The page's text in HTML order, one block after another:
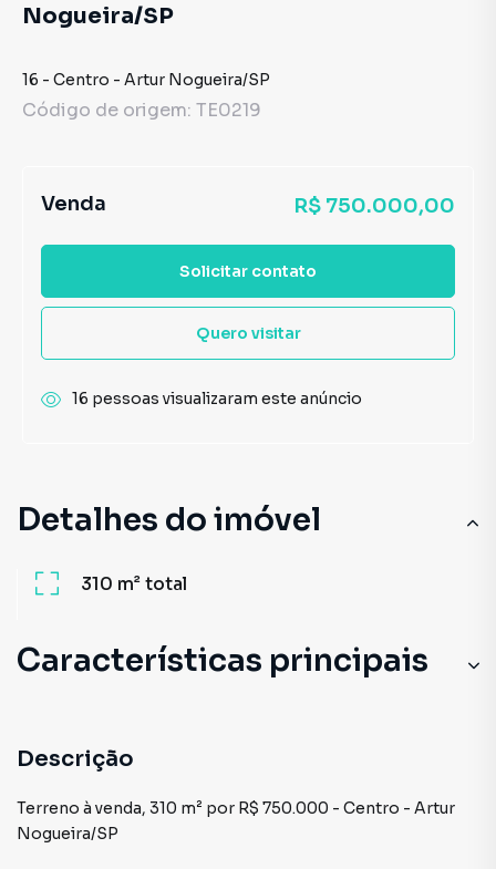
Detalhes do imóvel
310 m²total
Características principais
Descrição
Terreno à venda, 310 m² por R$ 750.000 - Centro - Artur
Nogueira/SP
Nogueira/SP
16 - Centro - Artur Nogueira/SP
Código de origem: TE0219
Venda R$ 750.000,00
Solicitar contato
Quero visitar
16 pessoas visualizaram este anúncio